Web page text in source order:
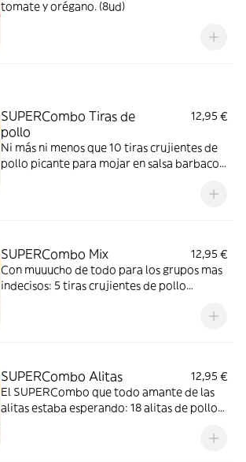
tomate y orégano. (8ud)
SUPERCombo Tiras de
pollo
12,95 €
Ni más ni menos que 10 tiras crujientes de
pollo picante para mojar en salsa barbacoa
de solomillos de pollo, tiernos y sabrosos,
SUPERCombo Mix
12,95 €
Con muuucho de todo para los grupos mas
indecisos: 5 tiras crujientes de pollo
acompañadas con salsa barbacoa y miel y
SUPERCombo Alitas
12,95 €
El SUPERCombo que todo amante de las
alitas estaba esperando: 18 alitas de pollo